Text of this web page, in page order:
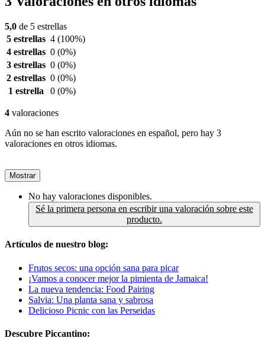
5,0 de 5 estrellas
5 estrellas 4 (100%)
4 estrellas 0 (0%)
3 estrellas 0 (0%)
2 estrellas 0 (0%)
1 estrella
0 (0%)
4 valoraciones
Aún no se han escrito valoraciones en español, pero hay 3
valoraciones en otros idiomas.
Mostrar
No hay valoraciones disponibles.
Sé la primera persona en escribir una valoración sobre este
producto.
Artículos de nuestro blog:
Frutos secos: una opción sana para picar
¡Vamos a conocer mejor la pimienta de Jamaica!
La nueva tendencia: Food Pairing
Salvia: Una planta sana y sabrosa
Delicioso Picnic con las Perseidas
Descubre Piccantino: